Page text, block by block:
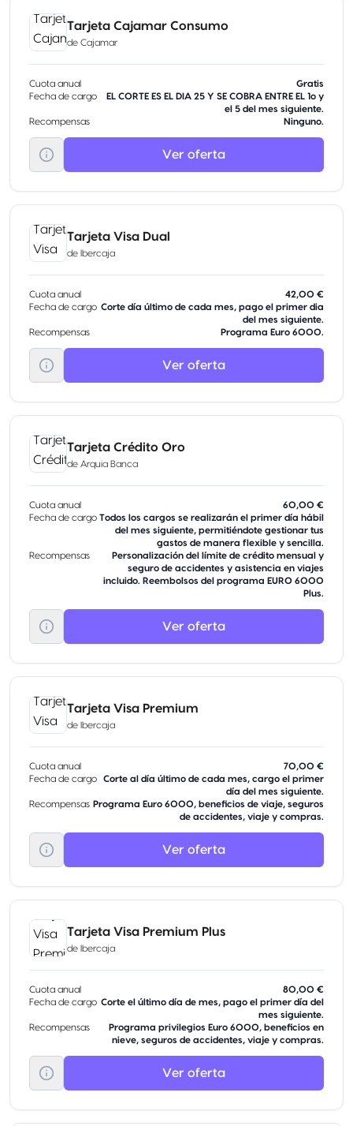
Tarjeta Cajamar Consumo
de Cajamar
Cuota anual
Gratis
Fecha de cargo
EL CORTE ES EL DIA 25 Y SE COBRA ENTRE EL 1o y
el 5 del mes siguiente.
Recompensas
Ninguno.
Ver oferta
Tarjeta Visa Dual
de Ibercaja
Cuota anual
42,00 €
Fecha de cargo Corte día último de cada mes, pago el primer dia
del mes siguiente.
Recompensas
Programa Euro 6000.
Ver oferta
Tarjeta Crédito Oro
de Arquia Banca
Cuota anual
60,00 €
Fecha de cargo Todos los cargos se realizarán el primer día hábil
del mes siguiente, permitiéndote gestionar tus
gastos de manera flexible y sencilla.
Recompensas
Personalización del límite de crédito mensual y
seguro de accidentes y asistencia en viajes
incluido. Reembolsos del programa EURO 6000
Plus.
Ver oferta
Tarjeta Visa Premium
de Ibercaja
Cuota anual
70,00 €
Fecha de cargo
Corte al día último de cada mes, cargo el primer
día del mes siguiente.
Recompensas Programa Euro 6000, beneficios de viaje, seguros
de accidentes, viaje y compras.
Ver oferta
Tarjeta Visa Premium Plus
de Ibercaja
Cuota anual
80,00 €
Fecha de cargo Corte el último día de mes, pago el primer día del
mes siguiente.
Recompensas
Programa privilegios Euro 6000, beneficios en
nieve, seguros de accidentes, viaje y compras.
Ver oferta